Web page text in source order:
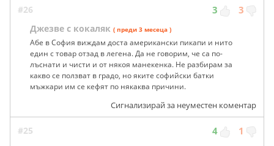
#26 3 3
Джезве с кокаляк ( преди 3 месеца )
Абе в София виждам доста американски пикапи и нито
един с товар отзад в легена. Да не говорим, че са по-
лъснати и чисти и от някоя манекенка. Не разбирам за
какво се ползват в градо, но яките софийски батки
мъжкари им се кефят по някаква причини.
Сигнализирай за неуместен коментар
#25 4 1